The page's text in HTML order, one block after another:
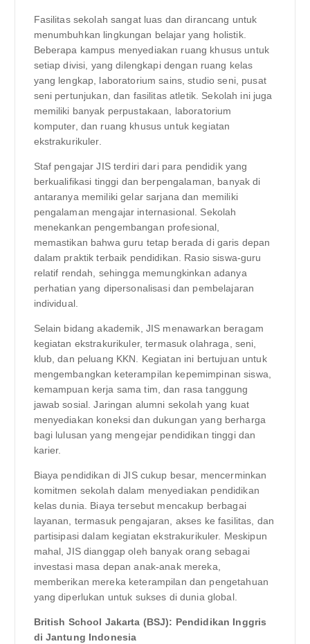
Fasilitas sekolah sangat luas dan dirancang untuk
menumbuhkan lingkungan belajar yang holistik.
Beberapa kampus menyediakan ruang khusus untuk
setiap divisi, yang dilengkapi dengan ruang kelas
yang lengkap, laboratorium sains, studio seni, pusat
seni pertunjukan, dan fasilitas atletik. Sekolah ini juga
memiliki banyak perpustakaan, laboratorium
komputer, dan ruang khusus untuk kegiatan
ekstrakurikuler.
Staf pengajar JIS terdiri dari para pendidik yang
berkualifikasi tinggi dan berpengalaman, banyak di
antaranya memiliki gelar sarjana dan memiliki
pengalaman mengajar internasional. Sekolah
menekankan pengembangan profesional,
memastikan bahwa guru tetap berada di garis depan
dalam praktik terbaik pendidikan. Rasio siswa-guru
relatif rendah, sehingga memungkinkan adanya
perhatian yang dipersonalisasi dan pembelajaran
individual.
Selain bidang akademik, JIS menawarkan beragam
kegiatan ekstrakurikuler, termasuk olahraga, seni,
klub, dan peluang KKN. Kegiatan ini bertujuan untuk
mengembangkan keterampilan kepemimpinan siswa,
kemampuan kerja sama tim, dan rasa tanggung
jawab sosial. Jaringan alumni sekolah yang kuat
menyediakan koneksi dan dukungan yang berharga
bagi lulusan yang mengejar pendidikan tinggi dan
karier.
Biaya pendidikan di JIS cukup besar, mencerminkan
komitmen sekolah dalam menyediakan pendidikan
kelas dunia. Biaya tersebut mencakup berbagai
layanan, termasuk pengajaran, akses ke fasilitas, dan
partisipasi dalam kegiatan ekstrakurikuler. Meskipun
mahal, JIS dianggap oleh banyak orang sebagai
investasi masa depan anak-anak mereka,
memberikan mereka keterampilan dan pengetahuan
yang diperlukan untuk sukses di dunia global.
British School Jakarta (BSJ): Pendidikan Inggris
di Jantung Indonesia